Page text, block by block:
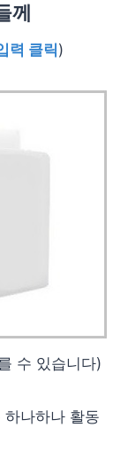
께
력 클릭)
수 있습니다)
나하나 활동